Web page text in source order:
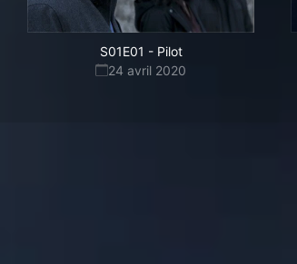
S01E01 - Pilot
24 avril 2020